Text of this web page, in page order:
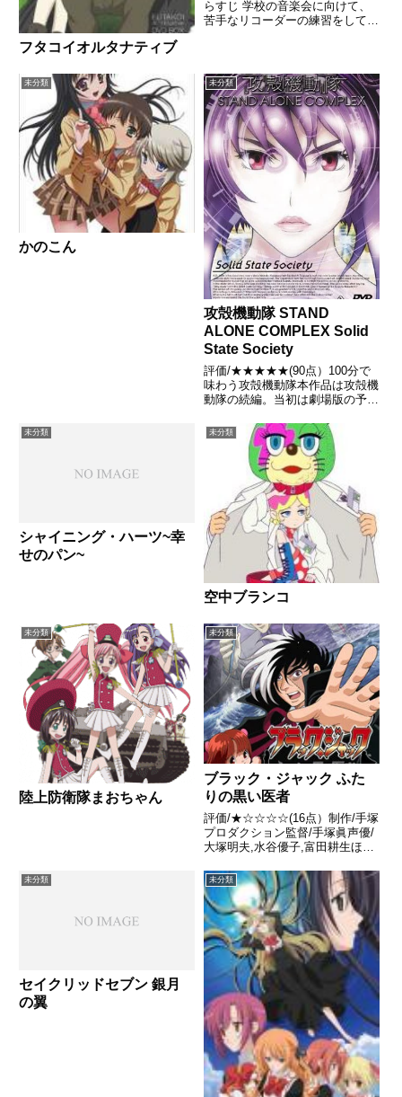
フタコイオルタナティブ
らすじ 学校の音楽会に向けて、
苦手なリコーダーの練習をしてい
ッカは、音楽がエネルギーになる
惑星でつくられた「音...
未分類
かのこん
未分類
攻殻機動隊 STAND
ALONE COMPLEX Solid
State Society
評価/★★★★★(90点）100分で
味わう攻殻機動隊本作品は攻殻機
動隊の続編。当初は劇場版の予定
売された基本的なストーリーは前
作から２年後が舞台。草薙素子が
２年前に突如疾走し、彼女が抜け
た枠を補うために公安...
未分類
シャイニング・ハーツ~幸
せのパン~
未分類
空中ブランコ
未分類
陸上防衛隊まおちゃん
未分類
ブラック・ジャック ふた
りの黒い医者
評価/★☆☆☆☆(16点）制作/手塚
プロダクション監督/手塚眞声優/
大塚明夫,水谷優子,富田耕生ほか
ちらあらすじ京都のダイダロス製
薬会社で爆発事件が起きた。BJ
は友引警部によって留置されてい
たが、負傷した患者を...
未分類
セイクリッドセブン 銀月
の翼
未分類